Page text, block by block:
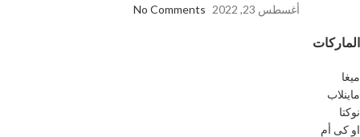
أغسطس 23, 2022 No Comments
الماركات
ميغا
ماينلاب
نوكتا
او كى أم